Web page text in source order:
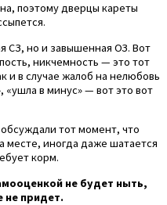
поэтому дверцы кареты
СЗ, но и завышенная ОЗ. Вот
никчемность — это тот
и в случае жалоб на нелюбовь
«ушла в минус» — вот это вот
тот момент, что
месте, иногда даже шатается
корм.
не будет ныть,
не придет.